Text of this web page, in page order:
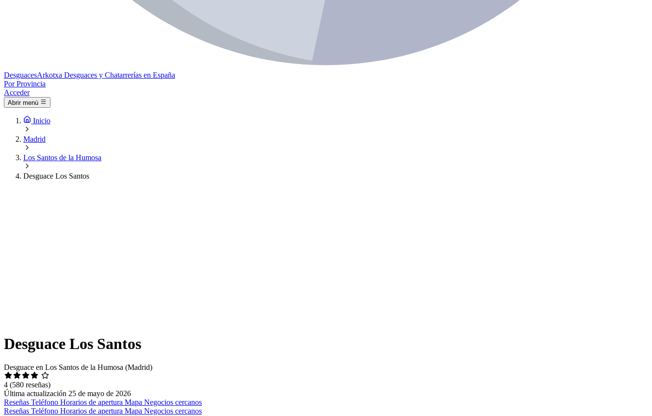
DesguacesArkotxa Desguaces y Chatarrerías en España
Por Provincia
Acceder
Abrir menú
Inicio
Madrid
Los Santos de la Humosa
Desguace Los Santos
Desguace Los Santos
Desguace en Los Santos de la Humosa (Madrid)
4 (580 reseñas)
Última actualización 25 de mayo de 2026
Reseñas Teléfono Horarios de apertura Mapa Negocios cercanos
Reseñas Teléfono Horarios de apertura Mapa Negocios cercanos